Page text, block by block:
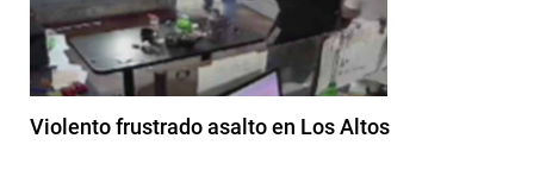
Violento frustrado asalto en Los Altos